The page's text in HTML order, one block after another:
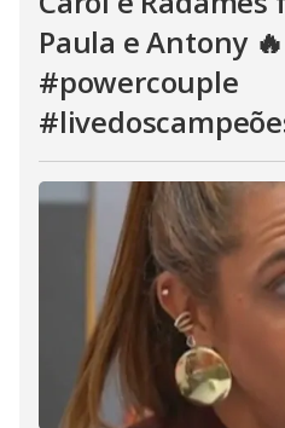
Paula e Antony
#powercouple